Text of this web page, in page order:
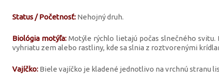
Status / Početnosť: Nehojný druh.
Biológia motýľa: Motýle rýchlo lietajú počas slnečného svitu.
vyhriatu zem alebo rastliny, kde sa slnia z roztvorenými
Vajíčko: Biele vajíčko je kladené jednotlivo na vrchnú stranu